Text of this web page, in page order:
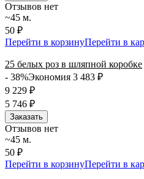
Отзывов нет
~45 м.
50 ₽
Перейти в корзинуПерейти в
25 белых роз в шляпной коробке
- 38%Экономия 3 483 ₽
9 229 ₽
5 746 ₽
Заказать
Отзывов нет
~45 м.
50 ₽
Перейти в корзинуПерейти в